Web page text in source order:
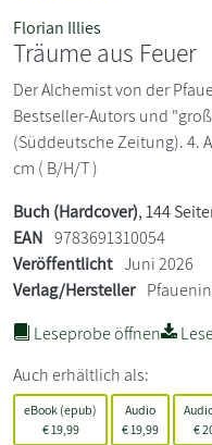
Florian Illies
Träume aus Feuer
Der Alchemist von der
Bestseller-Autors und
(Süddeutsche Zeitung). 4.
cm ( B/H/T )
Buch (Hardcover), 144
EAN 9783691310054
Veröffentlicht Juni 2026
Verlag/Hersteller
Leseprobe öffnen
Auch erhältlich als:
eBook (epub)
€19,99
Audio
€19,99
€